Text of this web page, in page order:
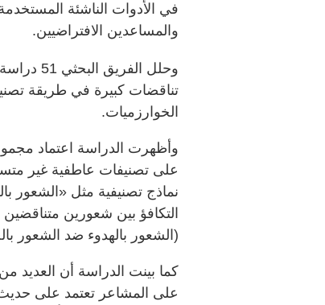
في الأدوات الناشئة
والمساعدين الافتراضيين.
تناقضات كبيرة في طريقة
الخوارزميات.
وأظهرت الدراسة اعتماد
على تصنيفات عاطفية غير
نماذج تصنيفية مثل «الشعور
التكافؤ بين شعورين
(الشعور بالهدوء ضد الشعور
كما بينت الدراسة أن العديد
على المشاعر تعتمد على